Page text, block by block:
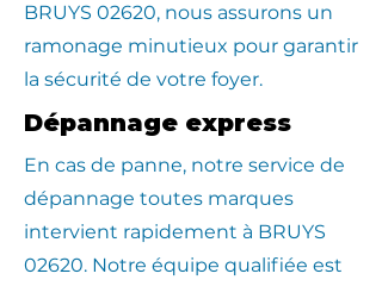
BRUYS 02620, nous assurons un
ramonage minutieux pour garantir
la sécurité de votre foyer.
Dépannage express
En cas de panne, notre service de
dépannage toutes marques
intervient rapidement à BRUYS
02620. Notre équipe qualifiée est